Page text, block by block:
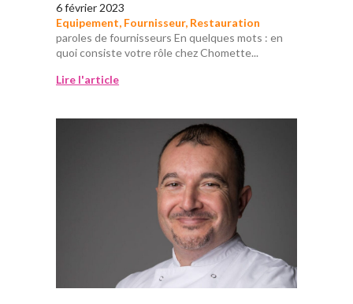
6 février 2023
Equipement, Fournisseur, Restauration
paroles de fournisseurs En quelques mots : en
quoi consiste votre rôle chez Chomette...
Lire l'article